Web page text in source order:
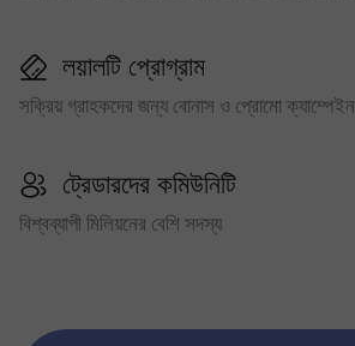
লয়ালটি প্রোগ্রাম
সক্রিয় গ্রাহকদের জন্য বোনাস ও প্রোমো ক্যাম্পেইন
ট্রেডারদের কমিউনিটি
বিশ্বব্যাপী মিলিয়নের বেশি সদস্য